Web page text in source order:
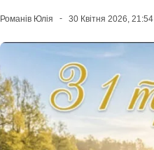
Романів Юлія 30 Квітня 2026, 21:54